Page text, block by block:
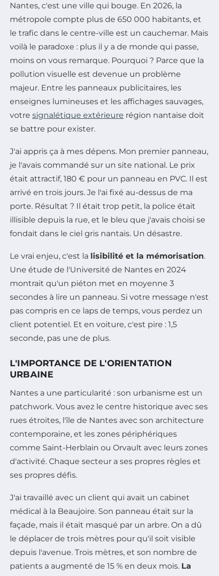
Nantes, c'est une ville qui bouge. En 2026, la
métropole compte plus de 650 000 habitants, et
le trafic dans le centre-ville est un cauchemar. Mais
voilà le paradoxe : plus il y a de monde qui passe,
moins on vous remarque. Pourquoi ? Parce que la
pollution visuelle est devenue un problème
majeur. Entre les panneaux publicitaires, les
enseignes lumineuses et les affichages sauvages,
votre signalétique extérieure région nantaise doit
se battre pour exister.
J'ai appris ça à mes dépens. Mon premier panneau,
je l'avais commandé sur un site national. Le prix
était attractif, 180 € pour un panneau en PVC. Il est
arrivé en trois jours. Je l'ai fixé au-dessus de ma
porte. Résultat ? Il était trop petit, la police était
illisible depuis la rue, et le bleu que j'avais choisi se
fondait dans le ciel gris nantais. Un désastre.
Le vrai enjeu, c'est la lisibilité et la mémorisation.
Une étude de l'Université de Nantes en 2024
montrait qu'un piéton met en moyenne 3
secondes à lire un panneau. Si votre message n'est
pas compris en ce laps de temps, vous perdez un
client potentiel. Et en voiture, c'est pire : 1,5
seconde, pas une de plus.
L'IMPORTANCE DE L'ORIENTATION
URBAINE
Nantes a une particularité : son urbanisme est un
patchwork. Vous avez le centre historique avec ses
rues étroites, l'île de Nantes avec son architecture
contemporaine, et les zones périphériques
comme Saint-Herblain ou Orvault avec leurs zones
d'activité. Chaque secteur a ses propres règles et
ses propres défis.
J'ai travaillé avec un client qui avait un cabinet
médical à la Beaujoire. Son panneau était sur la
façade, mais il était masqué par un arbre. On a dû
le déplacer de trois mètres pour qu'il soit visible
depuis l'avenue. Trois mètres, et son nombre de
patients a augmenté de 15 % en deux mois. La